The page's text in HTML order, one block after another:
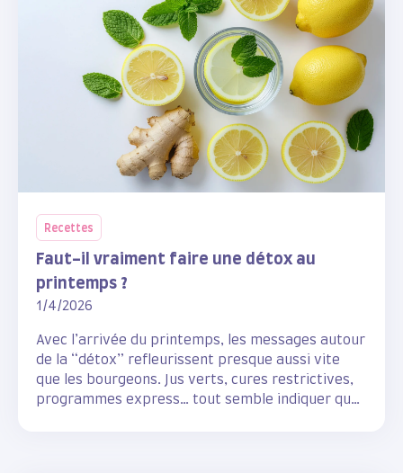
Recettes
Faut-il vraiment faire une détox au
printemps ?
1/4/2026
Avec l’arrivée du printemps, les messages autour
de la “détox” refleurissent presque aussi vite
que les bourgeons. Jus verts, cures restrictives,
programmes express… tout semble indiquer que